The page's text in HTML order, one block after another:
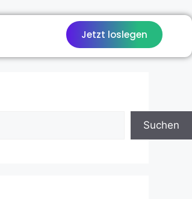
Jetzt loslegen
Suchen